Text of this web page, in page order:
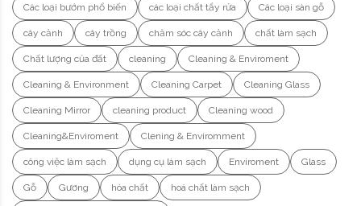
Các loại bướm phổ biến các loại chất tẩy rửa Các loại sàn gỗ
cây cảnh cây trồng chăm sóc cây cảnh chất làm sạch
Chất lượng của đất cleaning Cleaning & Enviroment
Cleaning & Environment Cleaning Carpet Cleaning Glass
Cleaning Mirror cleaning product Cleaning wood
Cleaning&Enviroment Clening & Enviromment
công việc làm sạch dụng cụ làm sạch Enviroment Glass
Gỗ Gương hóa chất hoá chất làm sạch